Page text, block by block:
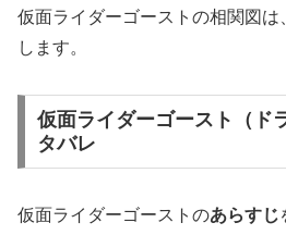
仮面ライダーゴーストの相関図
します。
仮面ライダーゴースト（ド
タバレ
仮面ライダーゴーストのあらすじ